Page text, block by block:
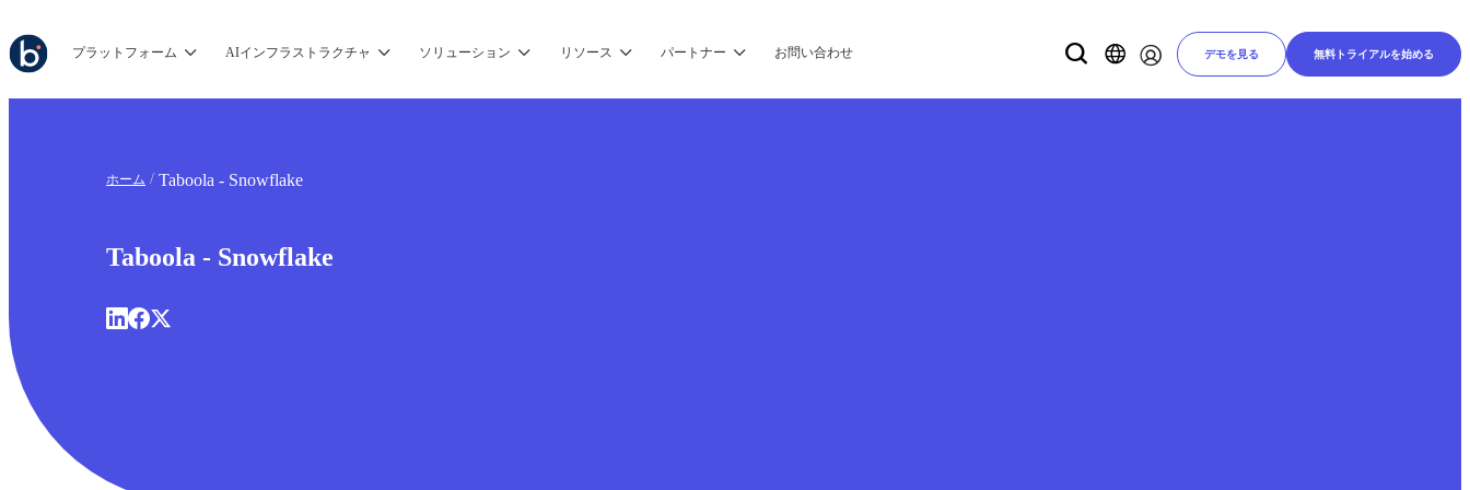
プラットフォーム AIインフラストラクチャ ソリューション リソース パートナー お問い合わせ デモを見る 無料トライアルを始める
ホーム Taboola - Snowflake
Taboola - Snowflake